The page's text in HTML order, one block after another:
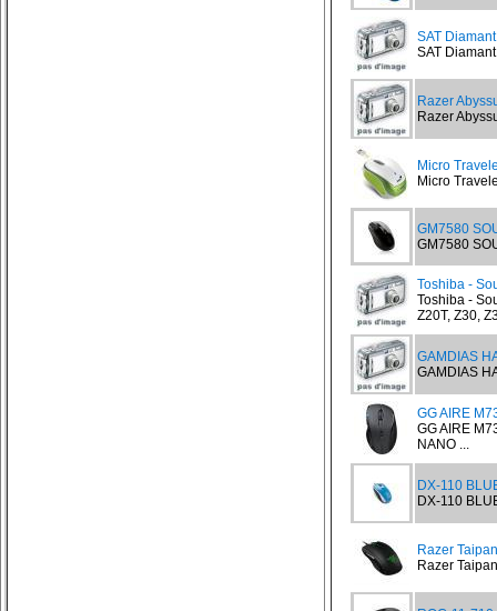
SAT
SAT
Razer
Razer
Micro
Micro
GM7580
GM7580
Toshiba -
Toshiba -
Z20T, Z30,
GAMDIAS
GAMDIAS
GG AIRE
GG AIRE
NANO ...
DX-110
DX-110
Razer
Razer